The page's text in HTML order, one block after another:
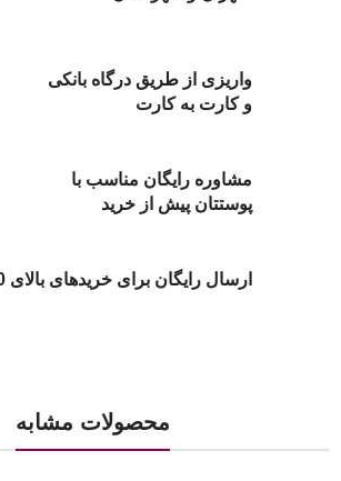
واریزی از طریق درگاه بانکی
و کارت به کارت
مشاوره رایگان مناسب با
پوستتان پیش از خرید
ارسال رایگان برای خریدهای بالای 800 هزار
محصولات مشابه